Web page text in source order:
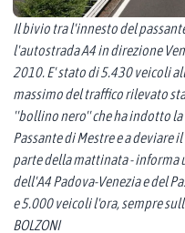
Il bivio tra l'innesto del
l'autostrada A4 in direzione
2010. E' stato di 5.430 veicoli
massimo del traffico rilevato
''bollino nero'' che ha indotto la
Passante di Mestre e a deviare
parte della mattinata - informa
dell'A4 Padova-Venezia e del
e 5.000 veicoli l'ora, sempre
BOLZONI